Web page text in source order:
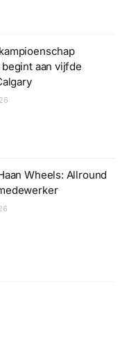
aan vijfde
Wheels: Allround